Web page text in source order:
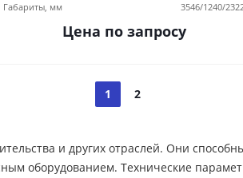
Габариты, мм
3546/1240/
Цена по запросу
1 2
и других отраслей. Они
оборудованием. Технические